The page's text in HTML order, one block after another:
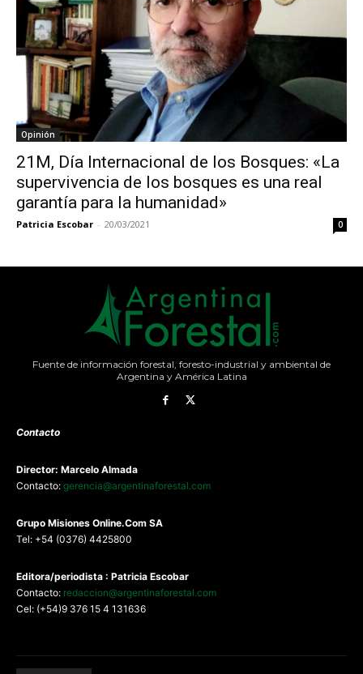
Opinión
21M, Día Internacional de los Bosques: «La
supervivencia de los bosques es una real
garantía para la humanidad»
Patricia Escobar - 20/03/2021 0
Fuente de información forestal, foresto-industrial y ambiental de
Argentina y América Latina
Contacto
Director: Marcelo Almada
Contacto: gerencia@argentinaforestal.com
Grupo Misiones Online.Com SA
Tel: +54 (0376) 4425800
Editora/periodista : Patricia Escobar
Contacto: redaccion@argentinaforestal.com
Cel: (+54)9 376 15 4 131636